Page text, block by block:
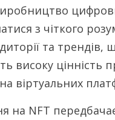
з чіткого
та трендів,
високу цінність
на віртуальних
на NFT